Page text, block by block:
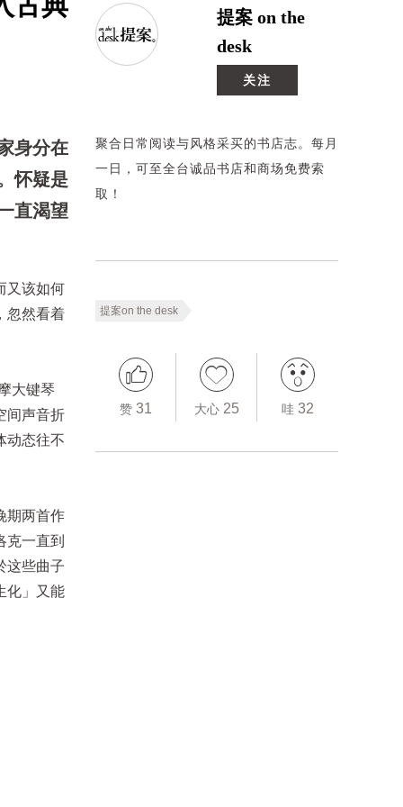
身分在
怀疑是
直渴望
又该如何
忽然看着
大键琴
间声音折
动态往不
期两首作
克一直到
这些曲子
化」又能
提案 on the
desk
关注
聚合日常阅读与风格采买的书店志。每月
一日，可至全台诚品书店和商场免费索
取！
提案on the desk
赞 31 大心 25 哇 32